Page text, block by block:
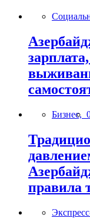
Бизнес,
правила